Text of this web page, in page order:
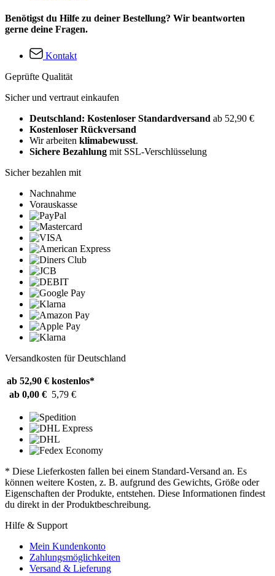
Benötigst du Hilfe zu deiner Bestellung? Wir beantworten
gerne deine Fragen.
Kontakt
Geprüfte Qualität
Sicher und vertraut einkaufen
Deutschland: Kostenloser Standardversand ab 52,90 €
Kostenloser Rückversand
Wir arbeiten klimabewusst.
Sichere Bezahlung mit SSL-Verschlüsselung
Sicher bezahlen mit
Nachnahme
Vorauskasse
Versandkosten für Deutschland
ab 52,90 € kostenlos*
ab 0,00 € 5,79 €
* Diese Lieferkosten fallen bei einem Standard-Versand an. Es
können weitere Kosten, z. B. aufgrund des Gewichts, Größe oder
Eigenschaften der Produkte, entstehen. Diese Informationen findest
du direkt in der Produktbeschreibung.
Hilfe & Support
Mein Kundenkonto
Zahlungsmöglichkeiten
Versand & Lieferung